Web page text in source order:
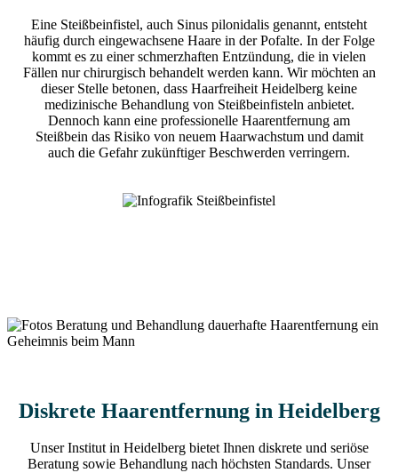
Eine Steißbeinfistel, auch Sinus pilonidalis genannt, entsteht
häufig durch eingewachsene Haare in der Pofalte. In der Folge
kommt es zu einer schmerzhaften Entzündung, die in vielen
Fällen nur chirurgisch behandelt werden kann. Wir möchten an
dieser Stelle betonen, dass Haarfreiheit Heidelberg keine
medizinische Behandlung von Steißbeinfisteln anbietet.
Dennoch kann eine professionelle Haarentfernung am
Steißbein das Risiko von neuem Haarwachstum und damit
auch die Gefahr zukünftiger Beschwerden verringern.
Diskrete Haarentfernung in Heidelberg
Unser Institut in Heidelberg bietet Ihnen diskrete und seriöse
Beratung sowie Behandlung nach höchsten Standards. Unser